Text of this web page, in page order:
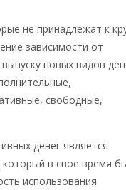
не принадлежат к
зависимости от
новых видов
свободные,
денег является
который в свое время
использования